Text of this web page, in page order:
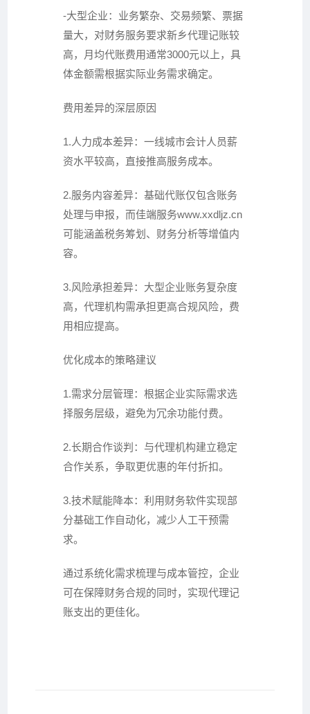
-大型企业：业务繁杂、交易频繁、票据
量大，对财务服务要求新乡代理记账较
高，月均代账费用通常3000元以上，具
体金额需根据实际业务需求确定。
费用差异的深层原因
1.人力成本差异：一线城市会计人员薪
资水平较高，直接推高服务成本。
2.服务内容差异：基础代账仅包含账务
处理与申报，而佳端服务www.xxdljz.cn
可能涵盖税务筹划、财务分析等增值内
容。
3.风险承担差异：大型企业账务复杂度
高，代理机构需承担更高合规风险，费
用相应提高。
优化成本的策略建议
1.需求分层管理：根据企业实际需求选
择服务层级，避免为冗余功能付费。
2.长期合作谈判：与代理机构建立稳定
合作关系，争取更优惠的年付折扣。
3.技术赋能降本：利用财务软件实现部
分基础工作自动化，减少人工干预需
求。
通过系统化需求梳理与成本管控，企业
可在保障财务合规的同时，实现代理记
账支出的更佳化。